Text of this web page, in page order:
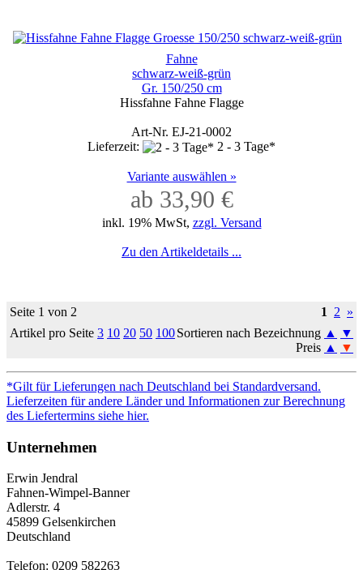
Fahne
schwarz-weiß-grün
Gr. 150/250 cm
Hissfahne Fahne Flagge
Art-Nr. EJ-21-0002
Lieferzeit:
2 - 3 Tage*
Variante auswählen »
ab 33,90 €
inkl. 19% MwSt, zzgl. Versand
Zu den Artikeldetails ...
Seite 1 von 2 1 2 »
Artikel pro Seite 3 10 20 50 100Sortieren nach Bezeichnung ▲
▼
Preis ▲ ▼
*Gilt für Lieferungen nach Deutschland bei Standardversand.
Lieferzeiten für andere Länder und Informationen zur Berechnung
des Liefertermins siehe hier.
Unternehmen
Erwin Jendral
Fahnen-Wimpel-Banner
Adlerstr. 4
45899 Gelsenkirchen
Deutschland
Telefon: 0209 582263